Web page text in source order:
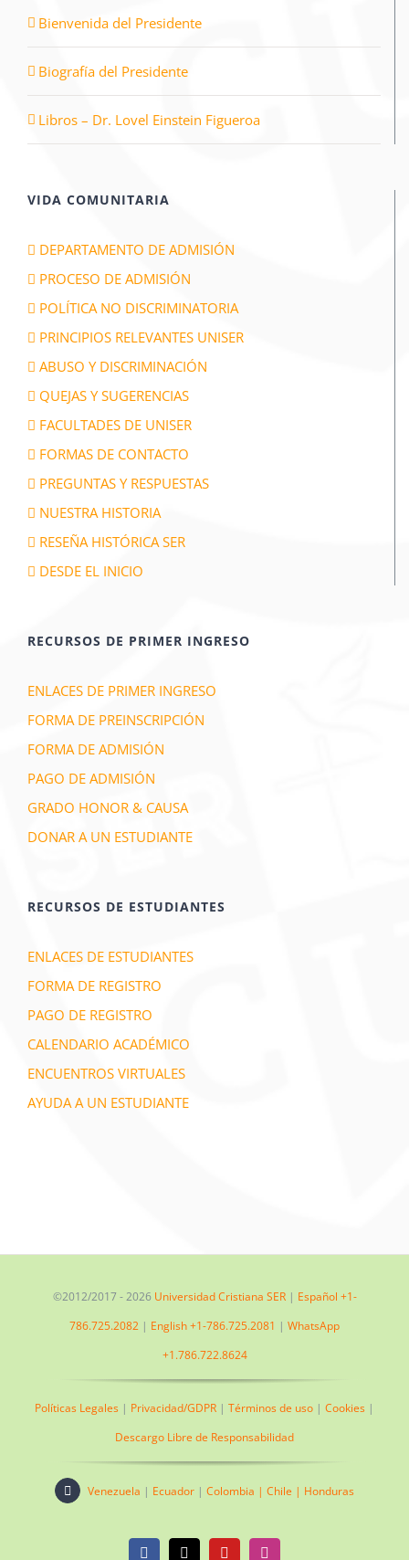
Bienvenida del Presidente
Biografía del Presidente
Libros – Dr. Lovel Einstein Figueroa
VIDA COMUNITARIA
DEPARTAMENTO DE ADMISIÓN
PROCESO DE ADMISIÓN
POLÍTICA NO DISCRIMINATORIA
PRINCIPIOS RELEVANTES UNISER
ABUSO Y DISCRIMINACIÓN
QUEJAS Y SUGERENCIAS
FACULTADES DE UNISER
FORMAS DE CONTACTO
PREGUNTAS Y RESPUESTAS
NUESTRA HISTORIA
RESEÑA HISTÓRICA SER
DESDE EL INICIO
RECURSOS DE PRIMER INGRESO
ENLACES DE PRIMER INGRESO
FORMA DE PREINSCRIPCIÓN
FORMA DE ADMISIÓN
PAGO DE ADMISIÓN
GRADO HONOR & CAUSA
DONAR A UN ESTUDIANTE
RECURSOS DE ESTUDIANTES
ENLACES DE ESTUDIANTES
FORMA DE REGISTRO
PAGO DE REGISTRO
CALENDARIO ACADÉMICO
ENCUENTROS VIRTUALES
AYUDA A UN ESTUDIANTE
©2012/2017 -2026 Universidad Cristiana SER| Español +1-
786.725.2082 | English +1-786.725.2081 | WhatsApp
+1.786.722.8624
Políticas Legales | Privacidad/GDPR | Términos de uso | Cookies |
Descargo Libre de Responsabilidad
Venezuela | Ecuador |Colombia |Chile | Honduras